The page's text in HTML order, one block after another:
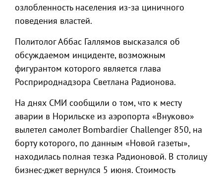
озлобленность населения из-за циничного
поведения властей.
Политолог Аббас Галлямов высказался об
обсуждаемом инциденте, возможным
фигурантом которого является глава
Росприроднадзора Светлана Радионова.
На днях СМИ сообщили о том, что к месту
аварии в Норильске из аэропорта «Внуково»
вылетел самолет Bombardier Challenger 850, на
борту которого, по данным «Новой газеты»,
находилась полная тезка Радионовой. В столицу
бизнес-джет вернулся 5 июня. Стоимость